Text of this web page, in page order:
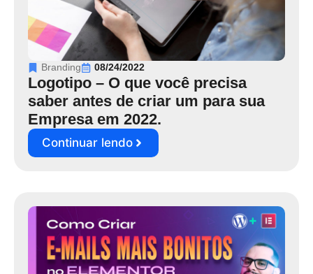
Branding 08/24/2022
Logotipo – O que você precisa
saber antes de criar um para sua
Empresa em 2022.
Continuar lendo